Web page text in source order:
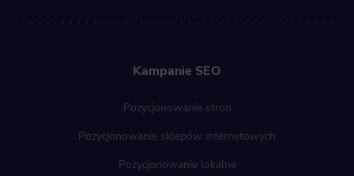
Kampanie SEO
Pozycjonowanie stron
Pozycjonowanie sklepów internetowych
Pozycjonowanie lokalne